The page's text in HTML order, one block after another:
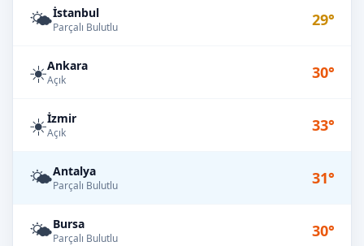
🌤️İstanbul
Parçalı Bulutlu 29°
☀️Ankara
Açık 30°
☀️İzmir
Açık 33°
🌤️Antalya
Parçalı Bulutlu 31°
🌤️Bursa
Parçalı Bulutlu 30°